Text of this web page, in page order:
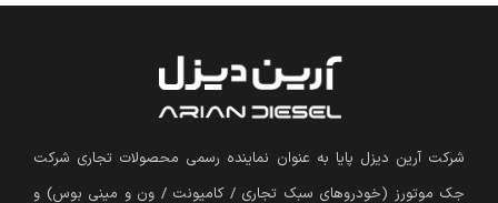
شرکت آرین دیزل پایا به عنوان نماینده رسمی محصولات تجاری شرکت
جک موتورز (خودروهای سبک تجاری / کامیونت / ون و مینی بوس) و